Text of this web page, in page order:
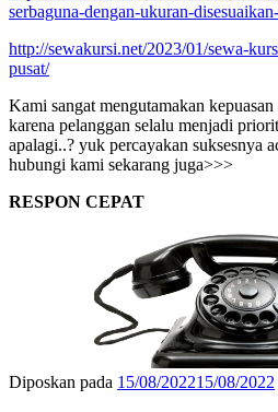
serbaguna-dengan-ukuran-
http://sewakursi.net/2023/01/sewa-
pusat/
Kami sangat mengutamakan
karena pelanggan selalu menjadi
apalagi..? yuk percayakan suksesnya
hubungi kami sekarang juga>>>
RESPON CEPAT
Diposkan pada 15/08/202215/08/2022